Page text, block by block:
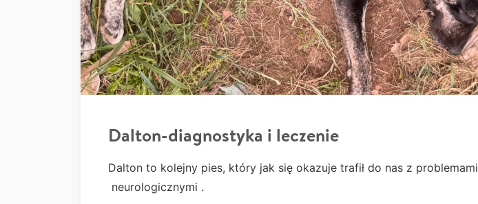
Dalton-diagnostyka i leczenie
Dalton to kolejny pies, który jak się okazuje trafił do nas z problemami
neurologicznymi .